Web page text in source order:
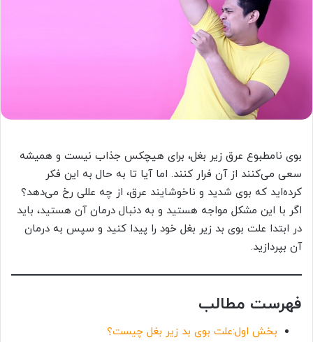
بوی نامطبوع عرق زیر بغل، برای هیچکس جذاب نیست و همیشه
سعی می‌کنند از آن فرار کنند. اما آیا تا به حال به این فکر
کرده‌اید که بوی شدید و ناخوشایند عرق، از چه عللی رخ می‌دهد؟
اگر با این مشکل مواجه هستید و به دنبال درمان آن هستید، باید
در ابتدا علت بوی بد زیر بغل خود را پیدا کنید و سپس به درمان
آن بپردازید.
فهرست مطالب
بخش اول:علت بوی بد زیر بغل چیست؟